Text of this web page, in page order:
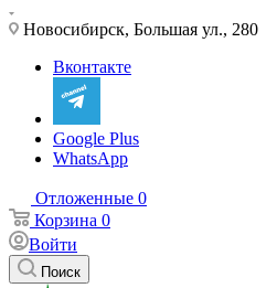
Новосибирск, Большая ул., 280
Вконтакте
Google Plus
WhatsApp
Отложенные 0
Корзина 0
Войти
Поиск